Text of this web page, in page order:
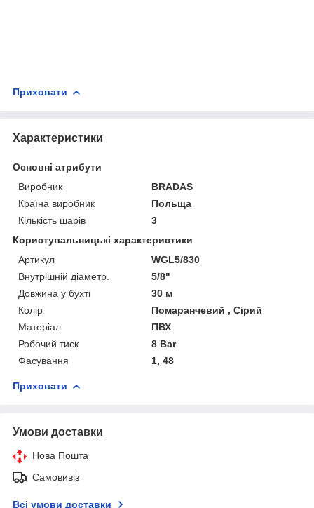
Приховати
Характеристики
Основні атрибути
Виробник
BRADAS
Країна виробник
Польща
Кількість шарів
3
Користувальницькі характеристики
Артикул
WGL5/830
Внутрішній діаметр.
5/8"
Довжина у бухті
30 м
Колір
Помаранчевий , Сірий
Матеріал
ПВХ
Робочий тиск
8 Bar
Фасування
1, 48
Приховати
Умови доставки
Нова Пошта
Самовивіз
Всі умови доставки